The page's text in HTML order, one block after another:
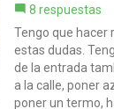
8 respuestas
Tengo que hacer
estas dudas.
de la entrada
a la calle, poner
poner un termo,